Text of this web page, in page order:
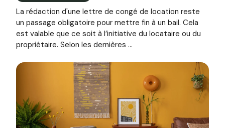
La rédaction d'une lettre de congé de location reste
un passage obligatoire pour mettre fin à un bail. Cela
est valable que ce soit à l’initiative du locataire ou du
propriétaire. Selon les dernières ...